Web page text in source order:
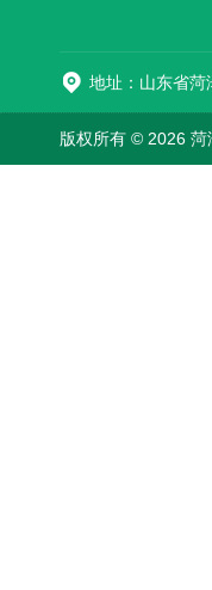
地址：山东省菏
版权所有 © 2026 菏